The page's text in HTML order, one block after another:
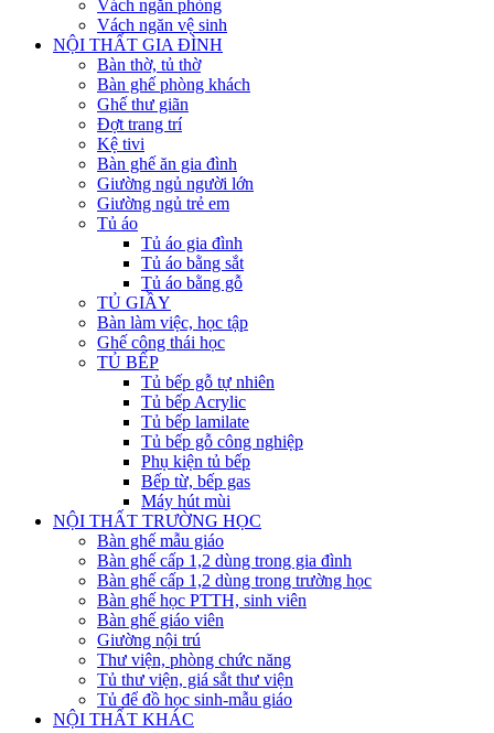
Vách ngăn phòng
Vách ngăn vệ sinh
NỘI THẤT GIA ĐÌNH
Bàn thờ, tủ thờ
Bàn ghế phòng khách
Ghế thư giãn
Đợt trang trí
Kệ tivi
Bàn ghế ăn gia đình
Giường ngủ người lớn
Giường ngủ trẻ em
Tủ áo
Tủ áo gia đình
Tủ áo bằng sắt
Tủ áo bằng gỗ
TỦ GIẦY
Bàn làm việc, học tập
Ghế công thái học
TỦ BẾP
Tủ bếp gỗ tự nhiên
Tủ bếp Acrylic
Tủ bếp lamilate
Tủ bếp gỗ công nghiệp
Phụ kiện tủ bếp
Bếp từ, bếp gas
Máy hút mùi
NỘI THẤT TRƯỜNG HỌC
Bàn ghế mẫu giáo
Bàn ghế cấp 1,2 dùng trong gia đình
Bàn ghế cấp 1,2 dùng trong trường học
Bàn ghế học PTTH, sinh viên
Bàn ghế giáo viên
Giường nội trú
Thư viện, phòng chức năng
Tủ thư viện, giá sắt thư viện
Tủ để đồ học sinh-mẫu giáo
NỘI THẤT KHÁC